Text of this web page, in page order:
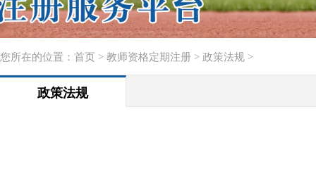
您所在的位置： 首页 > 教师资格定期注册 > 政策法规 >
政策法规